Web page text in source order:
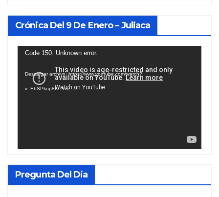
Crónica Del 9 De Enero – Juliaca
Reproductor
vídeo
Code 150: Unknown error.
Descargar archivo: https://www.youtube.com/watch?
v=EhSPkop8KPY&_=2
Pregunta Del Día